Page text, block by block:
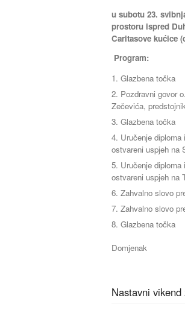
u subotu 23.
prostoru ispred
Caritasove kućice
Program:
Glazbena točka
Pozdravni govor
Zečevića,
Glazbena točka
Uručenje
ostvareni uspjeh na
Uručenje
ostvareni uspjeh na
Zahvalno slovo
Zahvalno slovo
Glazbena točka
Domjenak
Nastavni